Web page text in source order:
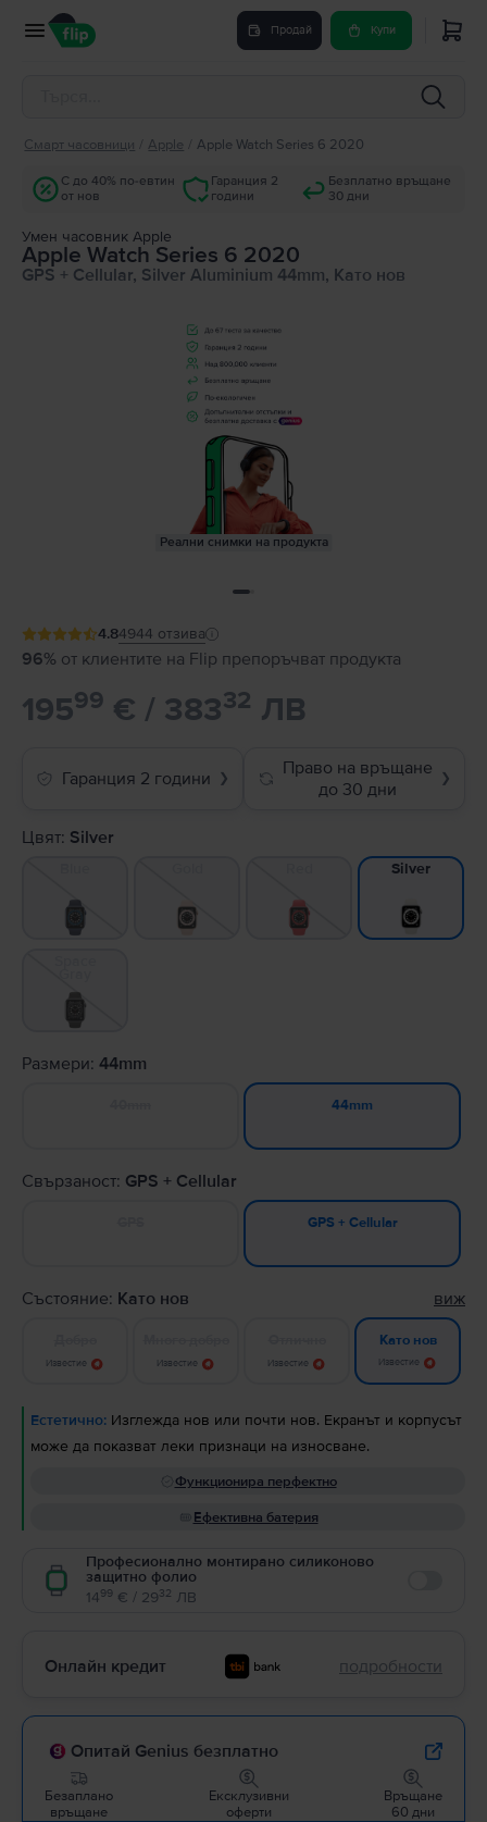
Продай Купи
Смарт часовници Apple Apple Watch Series 6 2020
С до 40% по-евтин
от нов
Гаранция 2
години
Безплатно връщане
30 дни
Умен часовник Apple
Apple Watch Series 6 2020
GPS + Cellular, Silver Aluminium 44mm, Като нов
Реални снимки на продукта
4.84944 отзива
96% от клиентите на Flip препоръчват продукта
19599 € / 38332 ЛВ
Гаранция 2 години ❯
Право на връщане
до 30 дни
❯
Цвят: Silver
Silver
Размери: 44mm
44mm
Свързаност: GPS + Cellular
GPS + Cellular
Състояние: Като нов виж
Известие Известие Известие
Като нов
Известие
Естетично: Изглежда нов или почти нов. Екранът и корпусът
може да показват леки признаци на износване.
Функционира перфектно
Ефективна батерия
Професионално монтирано силиконово
защитно фолио
1499 € / 2932 ЛВ
Онлайн кредит подробности
Опитай Genius безплатно
Безаплано
връщане
Ексклузивни
оферти
Връщане
60 дни